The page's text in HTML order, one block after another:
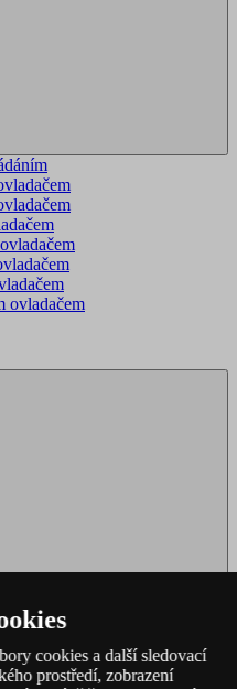
ovladačem
cookies a další sledovací
prostředí, zobrazení